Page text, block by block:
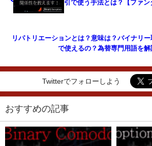
引で使う手法とは？【ファン
リパトリエーションとは？意味は？バイナリー
で使えるの？為替専門用語を解
Twitterでフォローしよう
おすすめの記事